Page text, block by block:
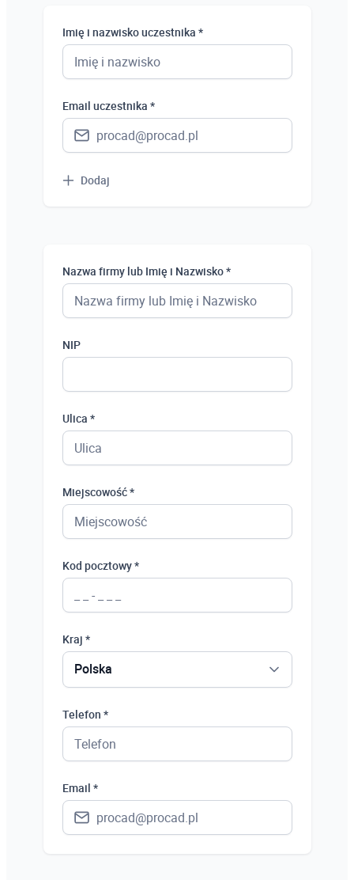
Imię i nazwisko uczestnika *
Email uczestnika *
Dodaj
Nazwa firmy lub Imię i Nazwisko *
NIP
Ulica *
Miejscowość *
Kod pocztowy *
Kraj *
Polska
Telefon *
Email *
Uczeń
Bezrobotny
Polska
Ukraina
Niemcy
Wielka Brytania